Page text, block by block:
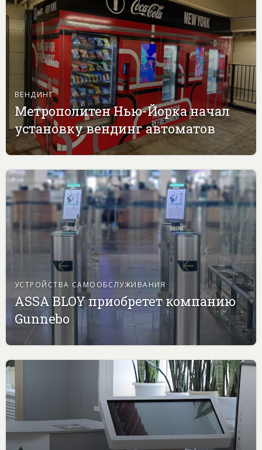
ВЕНДИНГ
Метрополитен Нью-Йорка начал
установку вендинг автоматов
УСТРОЙСТВА САМООБСЛУЖИВАНИЯ
ASSA BLOY приобретет компанию
Gunnebo